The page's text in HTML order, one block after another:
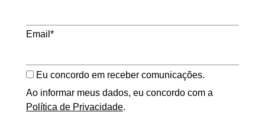
Email*
Eu concordo em receber comunicações.
Ao informar meus dados, eu concordo com a
Política de Privacidade.